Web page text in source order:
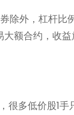
除外，杠杆
额合约，收
很多低价股1